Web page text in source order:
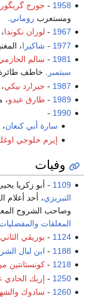
1958
- جورج
ومستعرب روماني
1967
- لوران نكوندا
1977
- شاكيرا،
1981
- سالم
سبتمبر . خاطف
1987
- جيرارد بيكي
1989
-طارق عبدو،
1990
-
سارة أبي كنعان
إيرم حلوجي
وفيات
1109 - أبو زكريا
التبريزي، أحد أعلام
وصاحب الشروح
المعلقات والمفضليات
1124
- بوريڤي
1188
- ابن لبال
1218
-
1250
- إريك
1260
- سادوك والشهداء